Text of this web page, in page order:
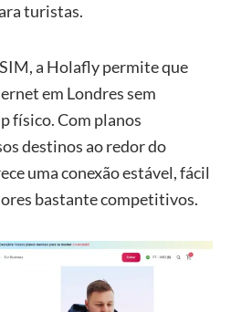
turistas.
a Holafly permite que
em Londres sem
físico. Com planos
destinos ao redor do
uma conexão estável, fácil
bastante competitivos.